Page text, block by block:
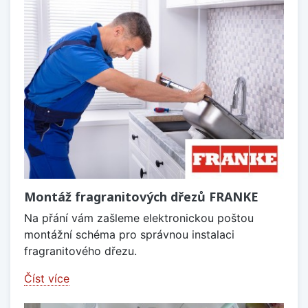
Montáž fragranitových dřezů FRANKE
Na přání vám zašleme elektronickou poštou
montážní schéma pro správnou instalaci
fragranitového dřezu.
Číst více